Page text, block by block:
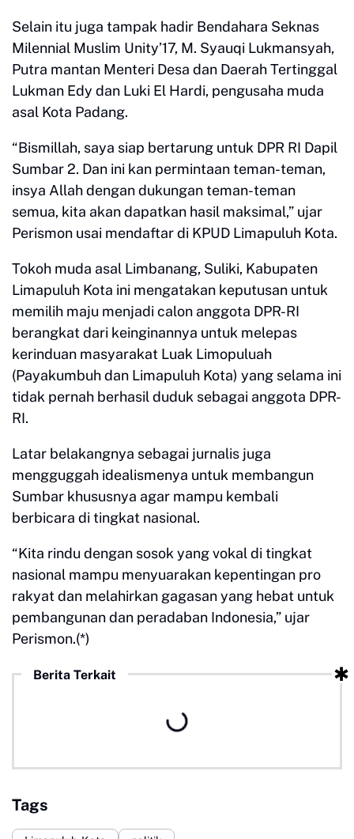
Selain itu juga tampak hadir Bendahara Seknas
Milennial Muslim Unity’17, M. Syauqi Lukmansyah,
Putra mantan Menteri Desa dan Daerah Tertinggal
Lukman Edy dan Luki El Hardi, pengusaha muda
asal Kota Padang.
“Bismillah, saya siap bertarung untuk DPR RI Dapil
Sumbar 2. Dan ini kan permintaan teman-teman,
insya Allah dengan dukungan teman-teman
semua, kita akan dapatkan hasil maksimal,” ujar
Perismon usai mendaftar di KPUD Limapuluh Kota.
Tokoh muda asal Limbanang, Suliki, Kabupaten
Limapuluh Kota ini mengatakan keputusan untuk
memilih maju menjadi calon anggota DPR-RI
berangkat dari keinginannya untuk melepas
kerinduan masyarakat Luak Limopuluah
(Payakumbuh dan Limapuluh Kota) yang selama ini
tidak pernah berhasil duduk sebagai anggota DPR-
RI.
Latar belakangnya sebagai jurnalis juga
mengguggah idealismenya untuk membangun
Sumbar khususnya agar mampu kembali
berbicara di tingkat nasional.
“Kita rindu dengan sosok yang vokal di tingkat
nasional mampu menyuarakan kepentingan pro
rakyat dan melahirkan gagasan yang hebat untuk
pembangunan dan peradaban Indonesia,” ujar
Perismon.(*)
Berita Terkait
Tags